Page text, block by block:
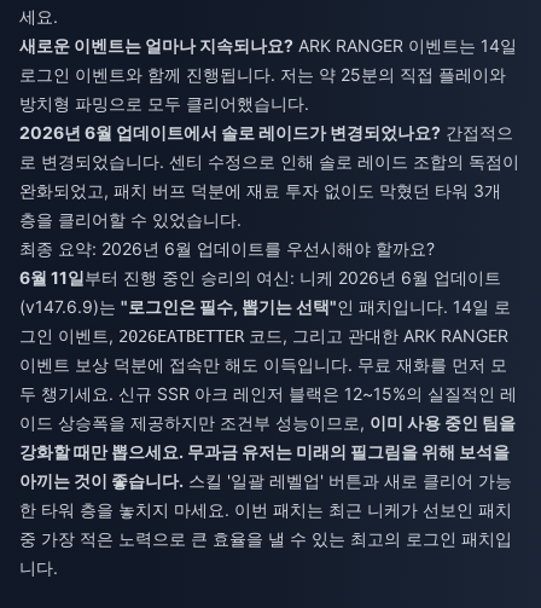
세요.
새로운 이벤트는 얼마나 지속되나요? ARK RANGER 이벤트는 14일
로그인 이벤트와 함께 진행됩니다. 저는 약 25분의 직접 플레이와
방치형 파밍으로 모두 클리어했습니다.
2026년 6월 업데이트에서 솔로 레이드가 변경되었나요? 간접적으
로 변경되었습니다. 센티 수정으로 인해 솔로 레이드 조합의 독점이
완화되었고, 패치 버프 덕분에 재료 투자 없이도 막혔던 타워 3개
층을 클리어할 수 있었습니다.
최종 요약: 2026년 6월 업데이트를 우선시해야 할까요?
6월 11일부터 진행 중인 승리의 여신: 니케 2026년 6월 업데이트
(v147.6.9)는 "로그인은 필수, 뽑기는 선택"인 패치입니다. 14일 로
그인 이벤트, 2026EATBETTER 코드, 그리고 관대한 ARK RANGER
이벤트 보상 덕분에 접속만 해도 이득입니다. 무료 재화를 먼저 모
두 챙기세요. 신규 SSR 아크 레인저 블랙은 12~15%의 실질적인 레
이드 상승폭을 제공하지만 조건부 성능이므로, 이미 사용 중인 팀을
강화할 때만 뽑으세요. 무과금 유저는 미래의 필그림을 위해 보석을
아끼는 것이 좋습니다. 스킬 '일괄 레벨업' 버튼과 새로 클리어 가능
한 타워 층을 놓치지 마세요. 이번 패치는 최근 니케가 선보인 패치
중 가장 적은 노력으로 큰 효율을 낼 수 있는 최고의 로그인 패치입
니다.